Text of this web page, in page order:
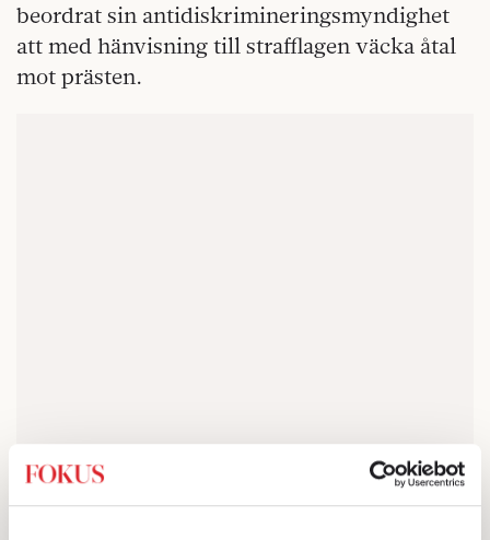
beordrat sin antidiskrimineringsmyndighet
att med hänvisning till strafflagen väcka åtal
mot prästen.
Vi talar här inte om något som sagts på ett